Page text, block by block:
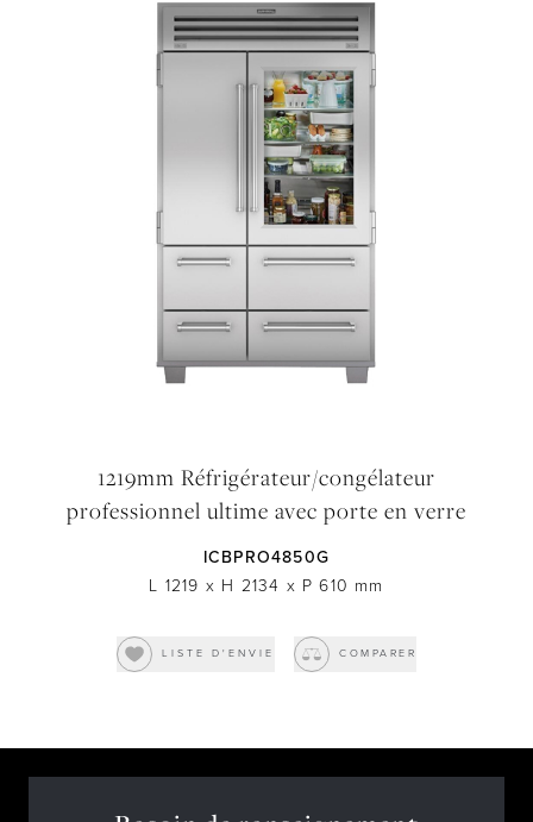
1219mm Réfrigérateur/congélateur
professionnel ultime avec porte en verre
ICBPRO4850G
L 1219 x H 2134 x P 610 mm
LISTE D'ENVIE COMPARER